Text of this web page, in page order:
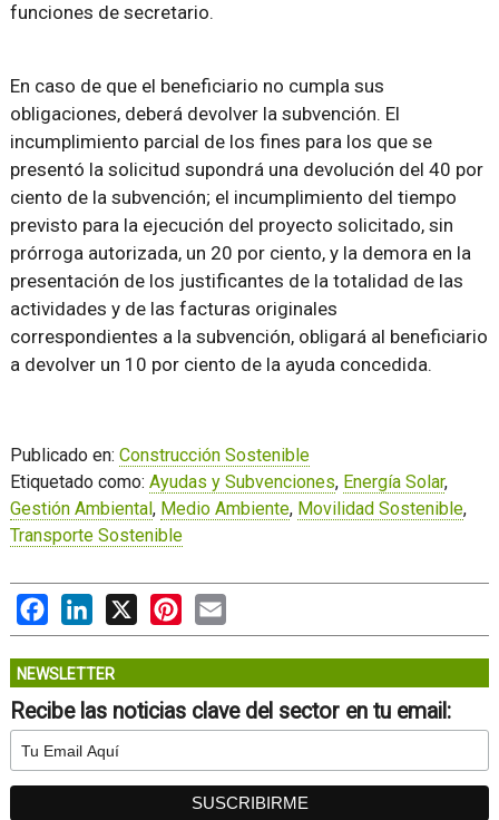
funciones de secretario.
En caso de que el beneficiario no cumpla sus
obligaciones, deberá devolver la subvención. El
incumplimiento parcial de los fines para los que se
presentó la solicitud supondrá una devolución del 40 por
ciento de la subvención; el incumplimiento del tiempo
previsto para la ejecución del proyecto solicitado, sin
prórroga autorizada, un 20 por ciento, y la demora en la
presentación de los justificantes de la totalidad de las
actividades y de las facturas originales
correspondientes a la subvención, obligará al beneficiario
a devolver un 10 por ciento de la ayuda concedida.
Publicado en: Construcción Sostenible
Etiquetado como: Ayudas y Subvenciones, Energía Solar,
Gestión Ambiental, Medio Ambiente, Movilidad Sostenible,
Transporte Sostenible
FacebookLinkedIn
X PinterestEmail
NEWSLETTER
Recibe las noticias clave del sector en tu email: